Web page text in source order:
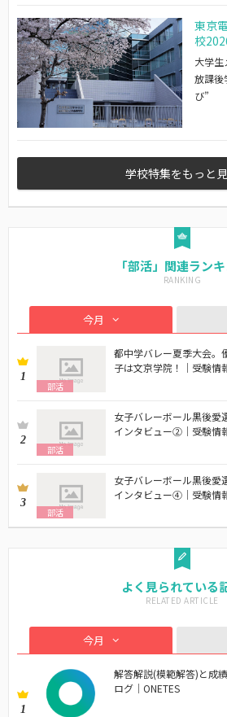
東京
校
大学生
放課後
び”
学校特集をもっと
「部活」関連ラン
今月
1
部活
都中学バレー夏季大会。
子は文京学院！｜受験情
2
部活
女子バレーボール黒後愛
インタビュー②｜受験情
3
部活
女子バレーボール黒後愛
インタビュー④｜受験情
よく見られている
今月
1
解答解説(模範解答)と成
ログ｜ONETES